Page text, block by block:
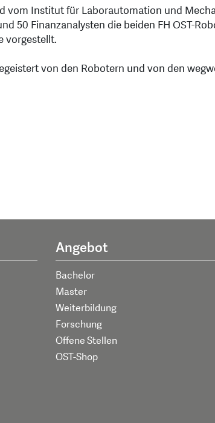
vom Institut für Laborautomation und
50 Finanzanalysten die beiden FH OST-
vorgestellt.
von den Robotern und von den
Angebot
Bachelor
Master
Weiterbildung
Forschung
Offene Stellen
OST-Shop